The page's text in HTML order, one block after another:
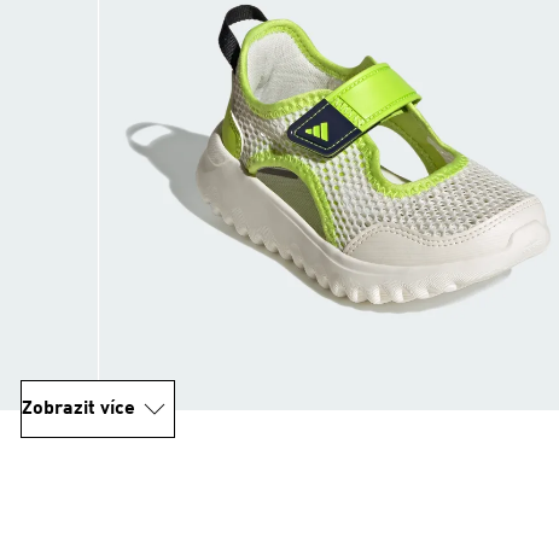
Zobrazit více